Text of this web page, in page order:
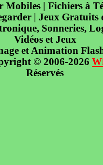
Mobiles | Fichiers à
| Jeux Gratuits
Sonneries,
Vidéos et Jeux
et Animation
© 2006-2026
Réservés